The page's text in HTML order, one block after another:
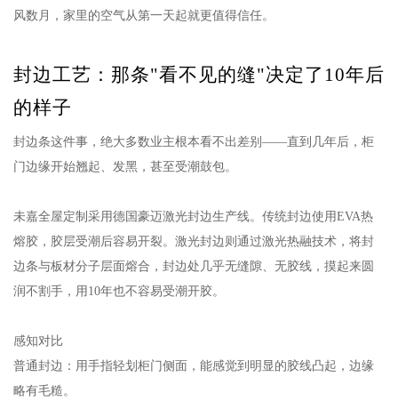
风数月，家里的空气从第一天起就更值得信任。
封边工艺：那条"看不见的缝"决定了10年后
的样子
封边条这件事，绝大多数业主根本看不出差别——直到几年后，柜
门边缘开始翘起、发黑，甚至受潮鼓包。
未嘉全屋定制采用德国豪迈激光封边生产线。传统封边使用EVA热
熔胶，胶层受潮后容易开裂。激光封边则通过激光热融技术，将封
边条与板材分子层面熔合，封边处几乎无缝隙、无胶线，摸起来圆
润不割手，用10年也不容易受潮开胶。
感知对比
普通封边：用手指轻划柜门侧面，能感觉到明显的胶线凸起，边缘
略有毛糙。